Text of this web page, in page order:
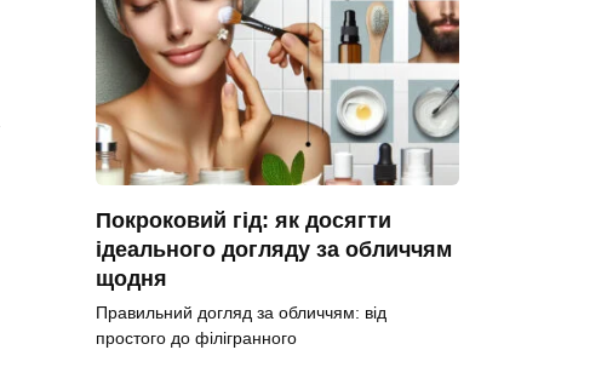
Покроковий гід: як досягти
ідеального догляду за обличчям
щодня
Правильний догляд за обличчям: від
простого до філігранного